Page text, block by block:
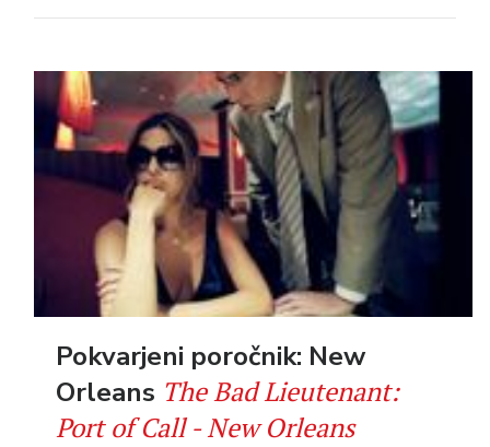
Pokvarjeni poročnik: New
Orleans The Bad Lieutenant:
Port of Call - New Orleans